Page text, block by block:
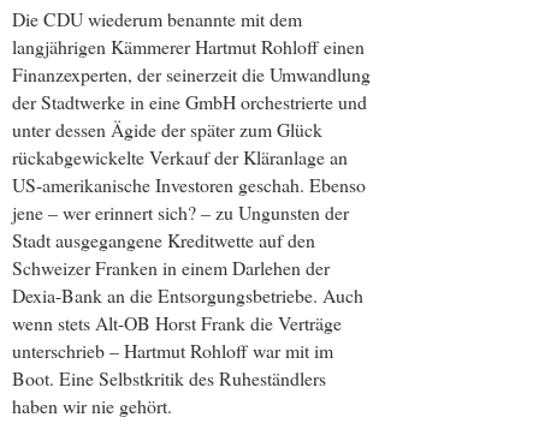
Die CDU wiederum benannte mit dem
langjährigen Kämmerer Hartmut Rohloff einen
Finanzexperten, der seinerzeit die Umwandlung
der Stadtwerke in eine GmbH orchestrierte und
unter dessen Ägide der später zum Glück
rückabgewickelte Verkauf der Kläranlage an
US-amerikanische Investoren geschah. Ebenso
jene – wer erinnert sich? – zu Ungunsten der
Stadt ausgegangene Kreditwette auf den
Schweizer Franken in einem Darlehen der
Dexia-Bank an die Entsorgungsbetriebe. Auch
wenn stets Alt-OB Horst Frank die Verträge
unterschrieb – Hartmut Rohloff war mit im
Boot. Eine Selbstkritik des Ruheständlers
haben wir nie gehört.